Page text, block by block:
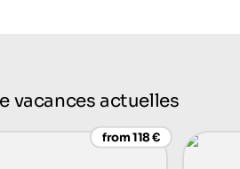
vacances actuelles
from 118 €